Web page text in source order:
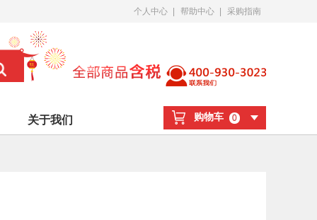
个人中心 帮助中心 采购指南
关于我们 购物车 0